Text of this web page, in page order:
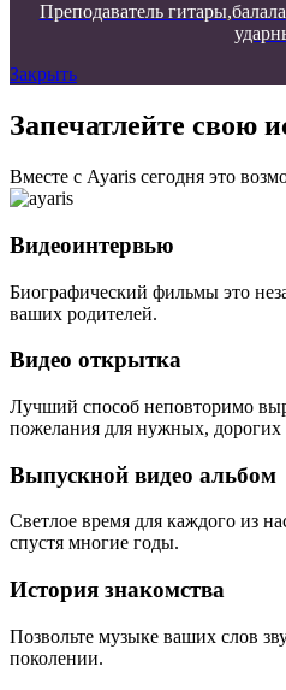
Преподаватель
Закрыть
Запечатлейте свою
Вместе с Ayaris сегодня это
Видеоинтервью
Биографический фильмы это
ваших родителей.
Видео открытка
Лучший способ неповторимо
пожелания для нужных, дорогих
Выпускной видео альбом
Светлое время для каждого из
спустя многие годы.
История знакомства
Позвольте музыке ваших слов
поколении.